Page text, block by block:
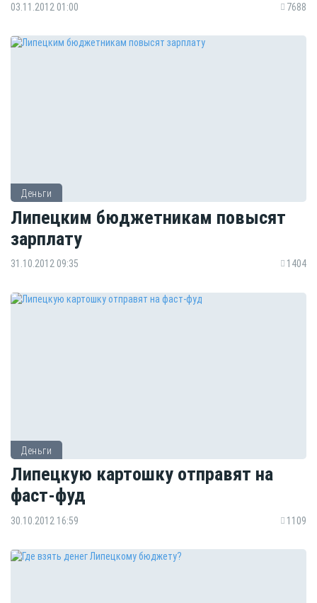
03.11.2012 01:00 7688
Деньги
Липецким бюджетникам повысят
зарплату
31.10.2012 09:35 1404
Деньги
Липецкую картошку отправят на
фаст-фуд
30.10.2012 16:59 1109